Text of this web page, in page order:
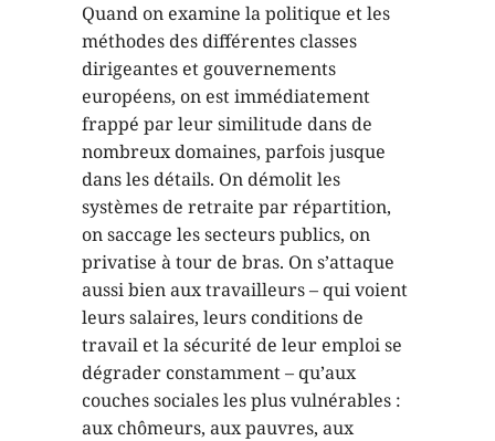
Quand on examine la politique et les
méthodes des différentes classes
dirigeantes et gouvernements
européens, on est immédiatement
frappé par leur similitude dans de
nombreux domaines, parfois jusque
dans les détails. On démolit les
systèmes de retraite par répartition,
on saccage les secteurs publics, on
privatise à tour de bras. On s’attaque
aussi bien aux travailleurs – qui voient
leurs salaires, leurs conditions de
travail et la sécurité de leur emploi se
dégrader constamment – qu’aux
couches sociales les plus vulnérables :
aux chômeurs, aux pauvres, aux